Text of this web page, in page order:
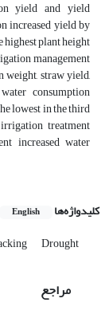
yield and yield
increased yield by
highest plant height
management
straw yield,
consumption
lowest in the third
treatment
increased water
کلیدواژه‌ها English
Drought
مراجع